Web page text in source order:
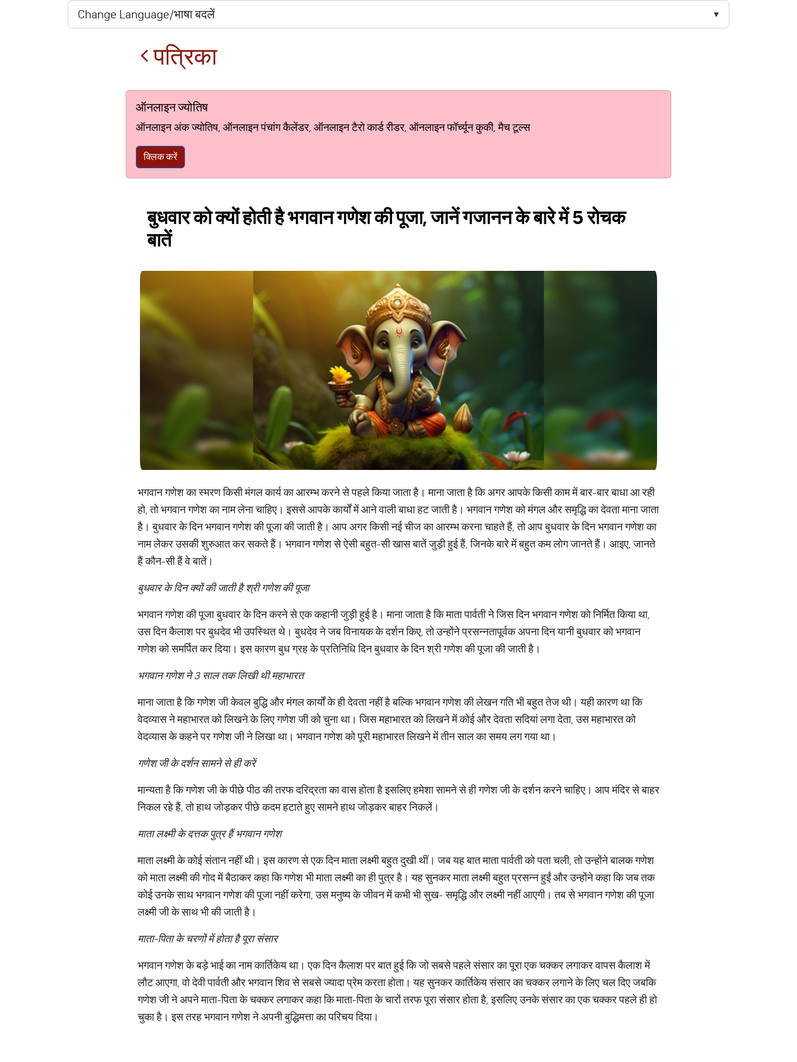
पत्रिका
ऑनलाइन ज्योतिष
ऑनलाइन अंक ज्योतिष, ऑनलाइन पंचांग कैलेंडर, ऑनलाइन टैरो कार्ड रीडर, ऑनलाइन फॉर्च्यून कुकी, मैच टूल्स
क्लिक करें
बुधवार को क्यों होती है भगवान गणेश की पूजा, जानें गजानन के बारे में 5 रोचक
बातें
भगवान गणेश का स्मरण किसी मंगल कार्य का आरम्भ करने से पहले किया जाता है। माना जाता है कि अगर आपके किसी काम में बार-बार बाधा आ रही
हो, तो भगवान गणेश का नाम लेना चाहिए। इससे आपके कार्यों में आने वाली बाधा हट जाती है। भगवान गणेश को मंगल और समृद्धि का देवता माना जाता
है। बुधवार के दिन भगवान गणेश की पूजा की जाती है। आप अगर किसी नई चीज का आरम्भ करना चाहते हैं, तो आप बुधवार के दिन भगवान गणेश का
नाम लेकर उसकी शुरुआत कर सकते हैं। भगवान गणेश से ऐसी बहुत-सी खास बातें जुड़ी हुई हैं, जिनके बारे में बहुत कम लोग जानते हैं। आइए, जानते
हैं कौन-सी हैं वे बातें।
बुधवार के दिन क्यों की जाती है श्री गणेश की पूजा
भगवान गणेश की पूजा बुधवार के दिन करने से एक कहानी जुड़ी हुई है। माना जाता है कि माता पार्वती ने जिस दिन भगवान गणेश को निर्मित किया था,
उस दिन कैलाश पर बुधदेव भी उपस्थित थे। बुधदेव ने जब विनायक के दर्शन किए, तो उन्होंने प्रसन्नतापूर्वक अपना दिन यानी बुधवार को भगवान
गणेश को समर्पित कर दिया। इस कारण बुध ग्रह के प्रतिनिधि दिन बुधवार के दिन श्री गणेश की पूजा की जाती है।
भगवान गणेश ने 3 साल तक लिखी थी महाभारत
माना जाता है कि गणेश जी केवल बुद्धि और मंगल कार्यों के ही देवता नहीं है बल्कि भगवान गणेश की लेखन गति भी बहुत तेज थी। यही कारण था कि
वेदव्यास ने महाभारत को लिखने के लिए गणेश जी को चुना था। जिस महाभारत को लिखने में कोई और देवता सदियां लगा देता, उस महाभारत को
वेदव्यास के कहने पर गणेश जी ने लिखा था। भगवान गणेश को पूरी महाभारत लिखने में तीन साल का समय लग गया था।
गणेश जी के दर्शन सामने से ही करें
मान्यता है कि गणेश जी के पीछे पीठ की तरफ दरिद्रता का वास होता है इसलिए हमेशा सामने से ही गणेश जी के दर्शन करने चाहिए। आप मंदिर से बाहर
निकल रहे हैं, तो हाथ जोड़कर पीछे कदम हटाते हुए सामने हाथ जोड़कर बाहर निकलें।
माता लक्ष्मी के दत्तक पुत्र हैं भगवान गणेश
माता लक्ष्मी के कोई संतान नहीं थी। इस कारण से एक दिन माता लक्ष्मी बहुत दुखी थीं। जब यह बात माता पार्वती को पता चली, तो उन्होंने बालक गणेश
को माता लक्ष्मी की गोद में बैठाकर कहा कि गणेश भी माता लक्ष्मी का ही पुत्र है। यह सुनकर माता लक्ष्मी बहुत प्रसन्न हुईं और उन्होंने कहा कि जब तक
कोई उनके साथ भगवान गणेश की पूजा नहीं करेगा, उस मनुष्य के जीवन में कभी भी सुख- समृद्धि और लक्ष्मी नहीं आएगी। तब से भगवान गणेश की पूजा
लक्ष्मी जी के साथ भी की जाती है।
माता-पिता के चरणों में होता है पूरा संसार
भगवान गणेश के बड़े भाई का नाम कार्तिकेय था। एक दिन कैलाश पर बात हुई कि जो सबसे पहले संसार का पूरा एक चक्कर लगाकर वापस कैलाश में
लौट आएगा, वो देवी पार्वती और भगवान शिव से सबसे ज्यादा प्रेम करता होता। यह सुनकर कार्तिकेय संसार का चक्कर लगाने के लिए चल दिए जबकि
गणेश जी ने अपने माता-पिता के चक्कर लगाकर कहा कि माता-पिता के चारों तरफ पूरा संसार होता है, इसलिए उनके संसार का एक चक्कर पहले ही हो
चुका है। इस तरह भगवान गणेश ने अपनी बुद्धिमत्ता का परिचय दिया।